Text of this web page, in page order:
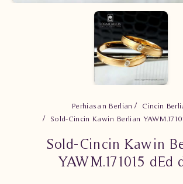
Perhiasan Berlian
Cincin
Sold-Cincin Kawin Berlian
Sold-Cincin Kawin
YAWM.171015 dEd